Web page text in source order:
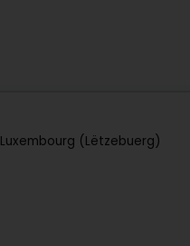
Luxembourg (Lëtzebuerg)